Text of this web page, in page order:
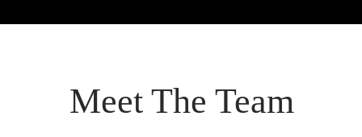
Meet The Team